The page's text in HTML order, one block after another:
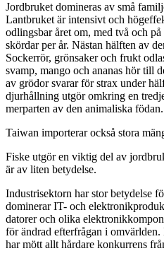
Jordbruket domineras av små
Lantbruket är intensivt och
odlingsbar året om, med två och
skördar per år. Nästan hälften av
Sockerrör, grönsaker och frukt
svamp, mango och ananas hör till
av grödor svarar för strax under
djurhållning utgör omkring en
merparten av den animaliska födan.
Taiwan importerar också stora
Fiske utgör en viktig del av
är av liten betydelse.
Industrisektorn har stor betydelse
dominerar IT- och
datorer och olika
för ändrad efterfrågan i
har mött allt hårdare konkurrens